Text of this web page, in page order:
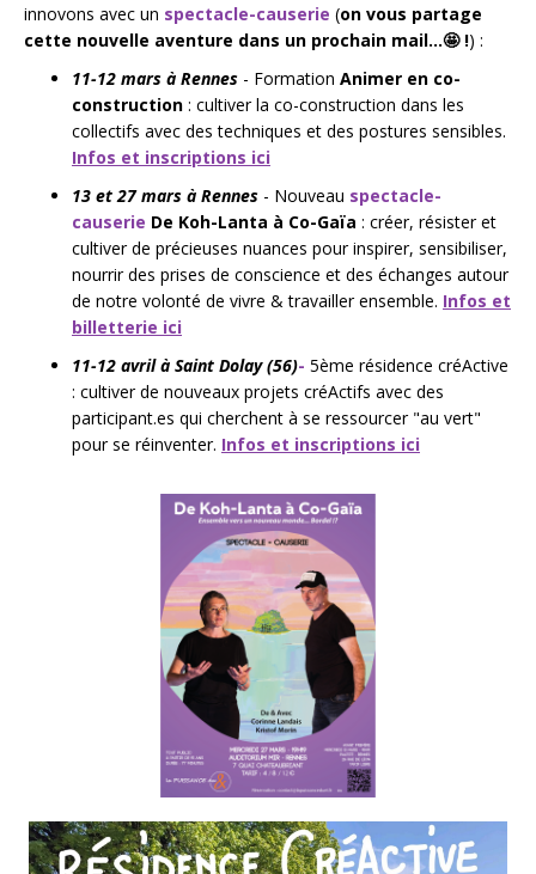
innovons avec un spectacle-causerie (on vous partage
cette nouvelle aventure dans un prochain mail...🤩 !) :
11-12 mars à Rennes - Formation Animer en co-
construction : cultiver la co-construction dans les
collectifs avec des techniques et des postures sensibles.
Infos et inscriptions ici
13 et 27 mars à Rennes - Nouveau spectacle-
causerie De Koh-Lanta à Co-Gaïa : créer, résister et
cultiver de précieuses nuances pour inspirer, sensibiliser,
nourrir des prises de conscience et des échanges autour
de notre volonté de vivre & travailler ensemble. Infos et
billetterie ici
11-12 avril à Saint Dolay (56)- 5ème résidence créActive
: cultiver de nouveaux projets créActifs avec des
participant.es qui cherchent à se ressourcer "au vert"
pour se réinventer. Infos et inscriptions ici